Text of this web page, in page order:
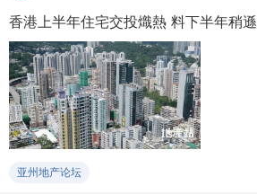
香港上半年住宅交投熾熱 料下半年稍遜
亚州地产论坛